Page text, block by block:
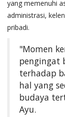
yang memenuhi
administrasi,
pribadi.
"Momen
pengingat
terhadap
hal yang
budaya
Ayu.